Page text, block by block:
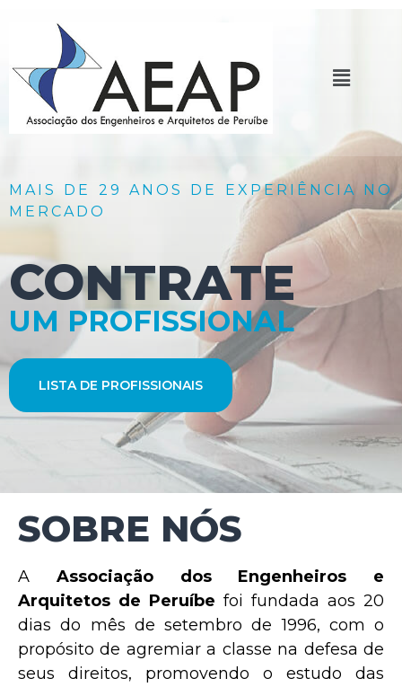
MAIS DE 29 ANOS DE EXPERIÊNCIA NO
MERCADO
CONTRATE
UM PROFISSIONAL
LISTA DE PROFISSIONAIS
SOBRE NÓS
A Associação dos Engenheiros e
Arquitetos de Peruíbe foi fundada aos 20
dias do mês de setembro de 1996, com o
propósito de agremiar a classe na defesa de
seus direitos, promovendo o estudo das